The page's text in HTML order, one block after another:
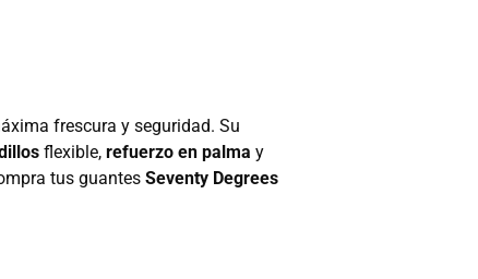
frescura y seguridad. Su
flexible, refuerzo en palma y
tus guantes Seventy Degrees